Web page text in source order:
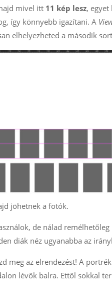
mivel itt 11 kép lesz, egyet
így könnyebb igazítani. A
elhelyezheted a második
jöhetnek a fotók.
de nálad
diák néz ugyanabba az
meg az elrendezést! A
lévők balra. Ettől sokkal